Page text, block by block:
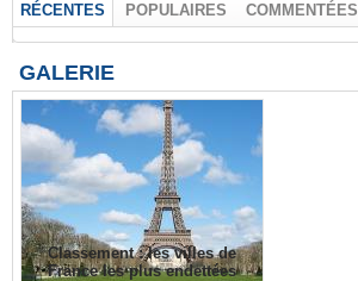
RÉCENTES POPULAIRES COMMENTÉES
GALERIE
Classement : les villes de
France les plus endettées